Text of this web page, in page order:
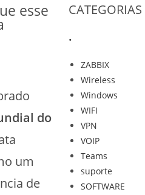
esse
do
um
de
CATEGORIAS
.
ZABBIX
Wireless
Windows
WIFI
VPN
VOIP
Teams
suporte
SOFTWARE